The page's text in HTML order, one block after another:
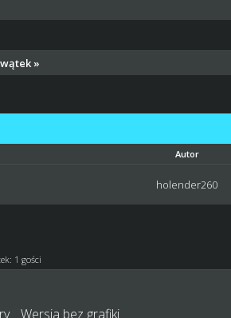
»
Autor
holender260
1 gości
Wersja bez grafiki